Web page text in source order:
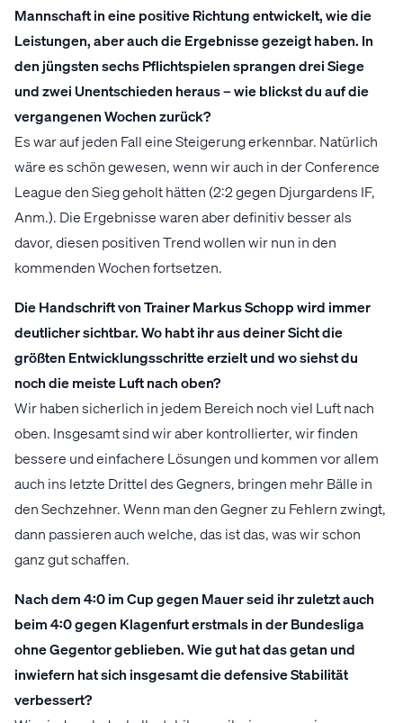
Mannschaft in eine positive Richtung entwickelt, wie die
Leistungen, aber auch die Ergebnisse gezeigt haben. In
den jüngsten sechs Pflichtspielen sprangen drei Siege
und zwei Unentschieden heraus – wie blickst du auf die
vergangenen Wochen zurück?
Es war auf jeden Fall eine Steigerung erkennbar. Natürlich
wäre es schön gewesen, wenn wir auch in der Conference
League den Sieg geholt hätten (2:2 gegen Djurgardens IF,
Anm.). Die Ergebnisse waren aber definitiv besser als
davor, diesen positiven Trend wollen wir nun in den
kommenden Wochen fortsetzen.
Die Handschrift von Trainer Markus Schopp wird immer
deutlicher sichtbar. Wo habt ihr aus deiner Sicht die
größten Entwicklungsschritte erzielt und wo siehst du
noch die meiste Luft nach oben?
Wir haben sicherlich in jedem Bereich noch viel Luft nach
oben. Insgesamt sind wir aber kontrollierter, wir finden
bessere und einfachere Lösungen und kommen vor allem
auch ins letzte Drittel des Gegners, bringen mehr Bälle in
den Sechzehner. Wenn man den Gegner zu Fehlern zwingt,
dann passieren auch welche, das ist das, was wir schon
ganz gut schaffen.
Nach dem 4:0 im Cup gegen Mauer seid ihr zuletzt auch
beim 4:0 gegen Klagenfurt erstmals in der Bundesliga
ohne Gegentor geblieben. Wie gut hat das getan und
inwiefern hat sich insgesamt die defensive Stabilität
verbessert?